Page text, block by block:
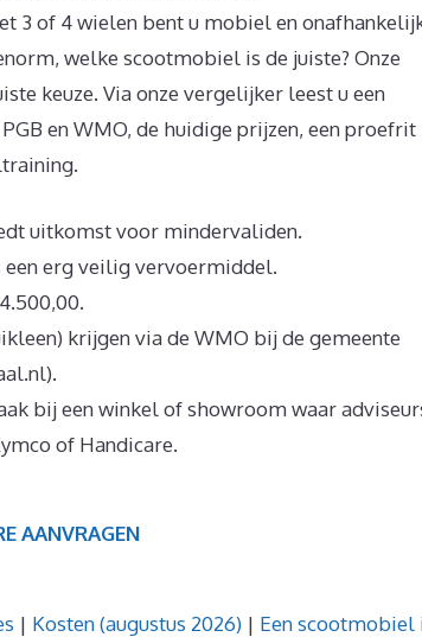
3 of 4 wielen bent u mobiel en
welke scootmobiel is de juiste? Onze
keuze. Via onze vergelijker leest u een
en WMO, de huidige prijzen, een proefrit
uitkomst voor mindervaliden.
een erg veilig vervoermiddel.
krijgen via de WMO bij de gemeente
bij een winkel of showroom waar
of Handicare.
AANVRAGEN
| Kosten (augustus 2026) | Een scootmobiel